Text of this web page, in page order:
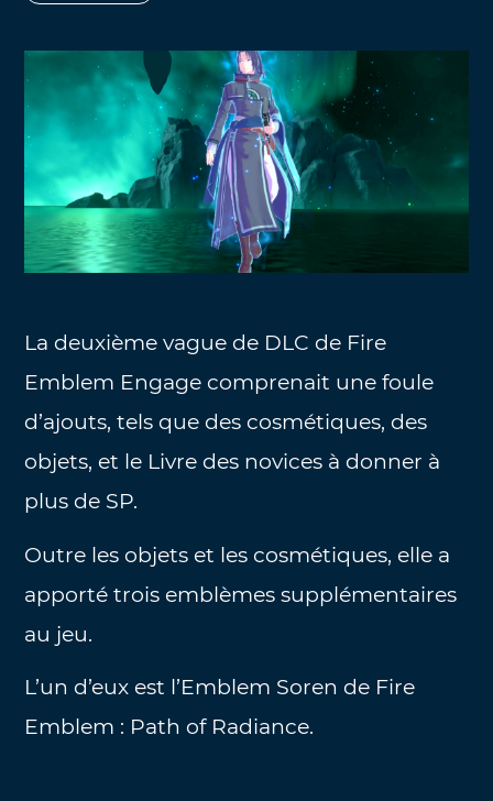
La deuxième vague de DLC de Fire
Emblem Engage comprenait une foule
d’ajouts, tels que des cosmétiques, des
objets, et le Livre des novices à donner à
plus de SP.
Outre les objets et les cosmétiques, elle a
apporté trois emblèmes supplémentaires
au jeu.
L’un d’eux est l’Emblem Soren de Fire
Emblem : Path of Radiance.